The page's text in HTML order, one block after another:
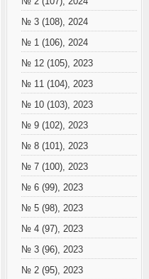
№ 3 (108), 2024
№ 1 (106), 2024
№ 12 (105), 2023
№ 11 (104), 2023
№ 10 (103), 2023
№ 9 (102), 2023
№ 8 (101), 2023
№ 7 (100), 2023
№ 6 (99), 2023
№ 5 (98), 2023
№ 4 (97), 2023
№ 3 (96), 2023
№ 2 (95), 2023